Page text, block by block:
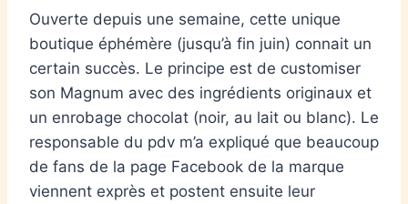
Ouverte depuis une semaine, cette unique
boutique éphémère (jusqu’à fin juin) connait un
certain succès. Le principe est de customiser
son Magnum avec des ingrédients originaux et
un enrobage chocolat (noir, au lait ou blanc). Le
responsable du pdv m’a expliqué que beaucoup
de fans de la page Facebook de la marque
viennent exprès et postent ensuite leur